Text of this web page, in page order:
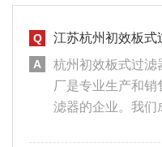
江苏杭州初效板式
杭州初效板式过滤
厂是专业生产和
滤器的企业。我们